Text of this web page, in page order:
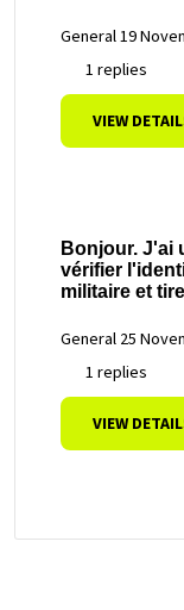
General19
1 replies
VIEW
Bonjour. J'ai
vérifier
militaire et
General 25
1 replies
VIEW